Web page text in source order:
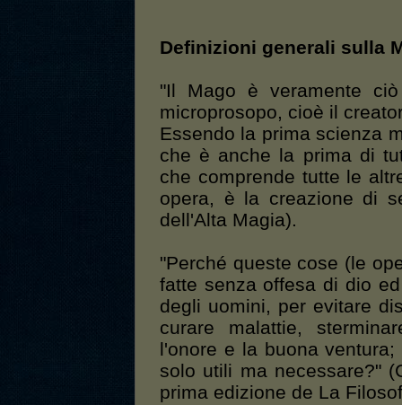
Definizioni generali sulla
"Il Mago è veramente
microprosopo, cioè il
Essendo la prima scienza
che è anche la prima di
che comprende tutte le
opera, è la creazione di
dell'Alta Magia).
"Perché queste cose (le
fatte senza offesa di dio
degli uomini, per evitare
curare malattie,
l'onore e la buona
solo utili ma necessare?"
prima edizione de La